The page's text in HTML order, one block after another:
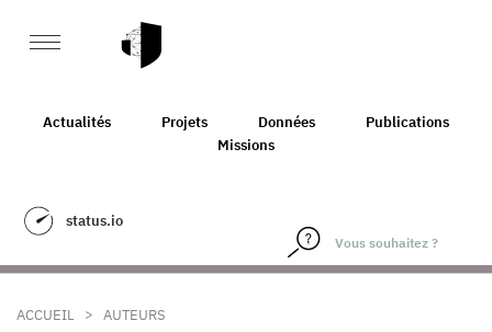
Actualités Projets Données
Publications
Missions
status.io
ACCUEIL > AUTEURS